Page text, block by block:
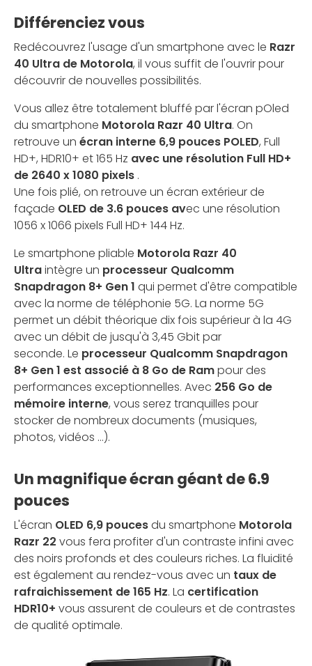
Différenciez vous
Redécouvrez l'usage d'un smartphone avec le Razr
40 Ultra de Motorola, il vous suffit de l'ouvrir pour
découvrir de nouvelles possibilités.
Vous allez être totalement bluffé par l'écran pOled
du smartphone Motorola Razr 40 Ultra. On
retrouve un écran interne 6,9 pouces POLED, Full
HD+, HDR10+ et 165 Hz avec une résolution Full HD+
de 2640 x 1080 pixels .
Une fois plié, on retrouve un écran extérieur de
façade OLED de 3.6 pouces avec une résolution
1056 x 1066 pixels Full HD+ 144 Hz.
Le smartphone pliable Motorola Razr 40
Ultraintègre un processeur Qualcomm
Snapdragon 8+ Gen 1 qui permet d'être compatible
avec la norme de téléphonie 5G. La norme 5G
permet un débit théorique dix fois supérieur à la 4G
avec un débit de jusqu'à 3,45 Gbit par
seconde. Le processeur Qualcomm Snapdragon
8+ Gen 1 est associé à 8 Go de Rampour des
performances exceptionnelles. Avec 256 Go de
mémoire interne, vous serez tranquilles pour
stocker de nombreux documents (musiques,
photos, vidéos ...).
Un magnifique écran géant de 6.9
pouces
L'écran OLED 6,9 poucesdu smartphone Motorola
Razr 22 vous fera profiter d'un contraste infini avec
des noirs profonds et des couleurs riches. La fluidité
est également au rendez-vous avec un taux de
rafraichissement de 165 Hz. La certification
HDR10+ vous assurent de couleurs et de contrastes
de qualité optimale.